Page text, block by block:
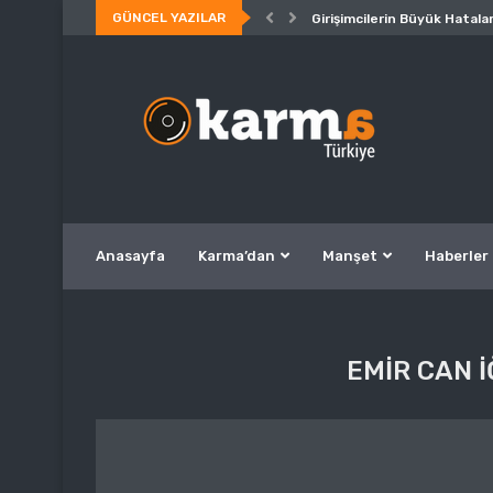
GÜNCEL YAZILAR Girişimcilerin Büyük
Anasayfa Karma’dan Manşet Haberler
EMIR CAN